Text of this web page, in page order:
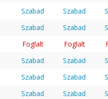
Szabad Szabad
Szabad Szabad
Foglalt Foglalt
Szabad Szabad
Szabad Szabad
Szabad Szabad